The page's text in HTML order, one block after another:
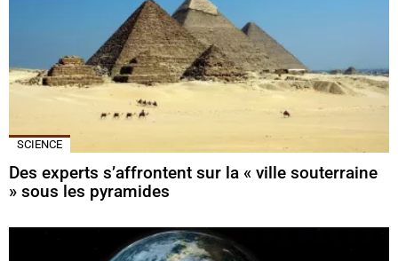
SCIENCE
Des experts s’affrontent sur la « ville souterraine
» sous les pyramides